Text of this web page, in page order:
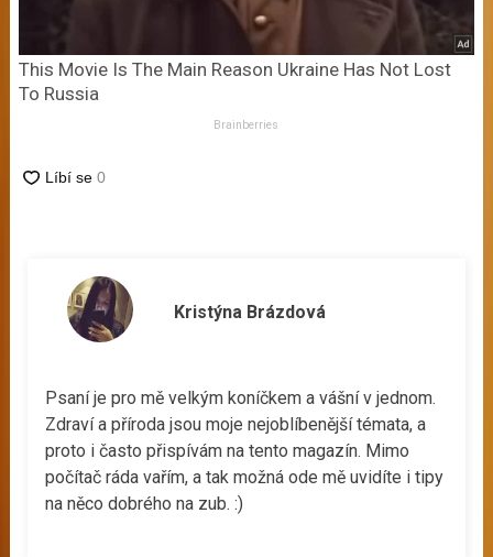
This Movie Is The Main Reason Ukraine Has Not Lost
To Russia
Brainberries
Kristýna Brázdová
Psaní je pro mě velkým koníčkem a vášní v jednom.
Zdraví a příroda jsou moje nejoblíbenější témata, a
proto i často přispívám na tento magazín. Mimo
počítač ráda vařím, a tak možná ode mě uvidíte i tipy
na něco dobrého na zub. :)